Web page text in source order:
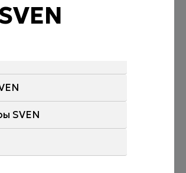
SVEN